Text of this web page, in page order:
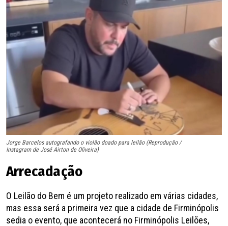
Jorge Barcelos autografando o violão doado para leilão (Reprodução /
Instagram de José Airton de Oliveira)
Arrecadação
O Leilão do Bem é um projeto realizado em várias cidades,
mas essa será a primeira vez que a cidade de Firminópolis
sedia o evento, que acontecerá no Firminópolis Leilões,